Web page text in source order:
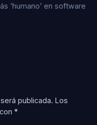
‘humano’ en software
publicada. Los
*